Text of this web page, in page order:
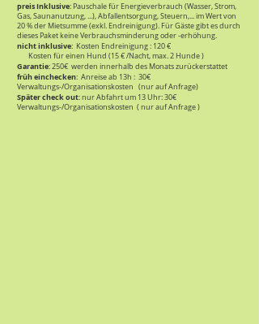
preis Inklusive: Pauschale für Energieverbrauch (Wasser, Strom,
Gas, Saunanutzung, ...), Abfallentsorgung, Steuern,... im Wert von
20 % der Mietsumme (exkl. Endreinigung). Für Gäste gibt es durch
dieses Paket keine Verbrauchsminderung oder -erhöhung.
nicht inklusive: Kosten Endreinigung : 120 €
Kosten für einen Hund (15 € /Nacht, max. 2 Hunde )
Garantie: 250€ werden innerhalb des Monats zurückerstattet
früh einchecken: Anreise ab 13h : 30€
Verwaltungs-/Organisationskosten (nur auf Anfrage)
Später check out: nur Abfahrt um 13 Uhr: 30€
Verwaltungs-/Organisationskosten ( nur auf Anfrage )